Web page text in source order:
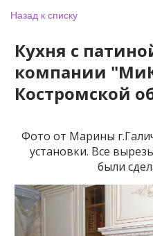
Назад к списку
Кухня с
компании
Костромской
Фото от Марины
установки. Все
были